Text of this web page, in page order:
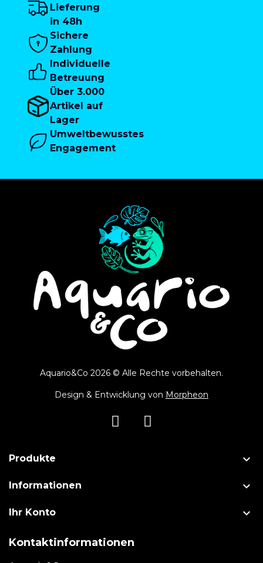
Lieferung
in 48h
Sichere
Zahlung
Individuelle
Betreuung
Über 3.000
Artikel auf
Lager
Umweltbewusstes
Engagement
Aquario&Co 2026 © Alle Rechte vorbehalten.
Design & Entwicklung von Morpheon
Produkte 
Informationen 
Ihr Konto 
Kontaktinformationen